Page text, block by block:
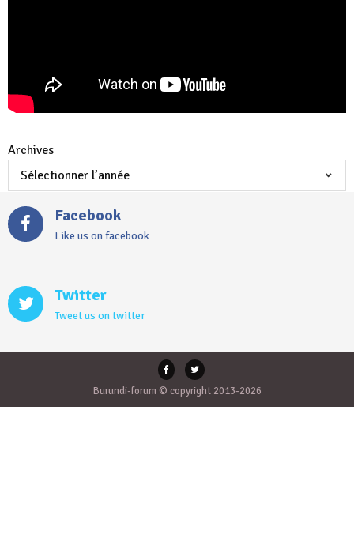
Archives
Facebook
Like us on facebook
Twitter
Tweet us on twitter
Burundi-forum © copyright 2013-2026